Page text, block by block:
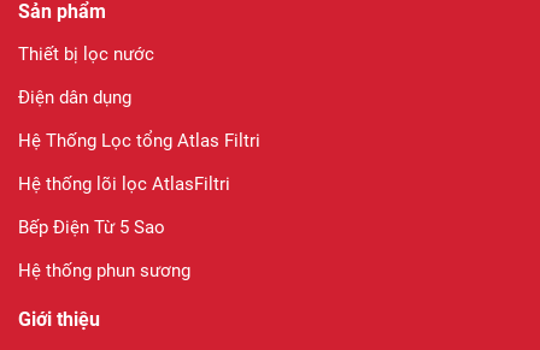
Sản phẩm
Thiết bị lọc nước
Điện dân dụng
Hệ Thống Lọc tổng Atlas Filtri
Hệ thống lõi lọc AtlasFiltri
Bếp Điện Từ 5 Sao
Hệ thống phun sương
Giới thiệu